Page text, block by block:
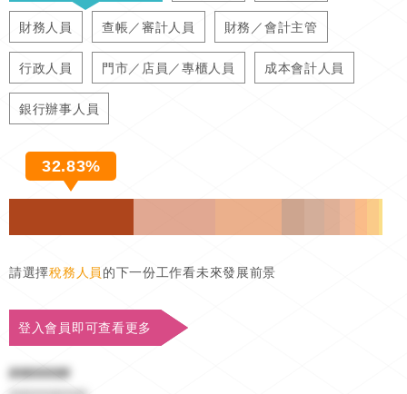
財務人員 查帳／審計人員 財務／會計主管
行政人員 門市／店員／專櫃人員 成本會計人員
銀行辦事人員
32.83%
請選擇稅務人員 的下一份工作看未來發展前景
登入會員即可查看更多
#######